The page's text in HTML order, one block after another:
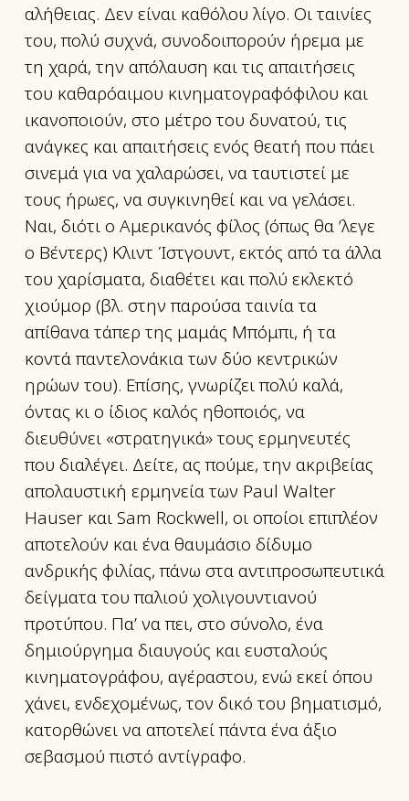
αλήθειας. Δεν είναι καθόλου λίγο. Οι ταινίες
του, πολύ συχνά, συνοδοιπορούν ήρεμα με
τη χαρά, την απόλαυση και τις απαιτήσεις
του καθαρόαιμου κινηματογραφόφιλου και
ικανοποιούν, στο μέτρο του δυνατού, τις
ανάγκες και απαιτήσεις ενός θεατή που πάει
σινεμά για να χαλαρώσει, να ταυτιστεί με
τους ήρωες, να συγκινηθεί και να γελάσει.
Ναι, διότι ο Αμερικανός φίλος (όπως θα ’λεγε
ο Βέντερς) Κλιντ Ίστγουντ, εκτός από τα άλλα
του χαρίσματα, διαθέτει και πολύ εκλεκτό
χιούμορ (βλ. στην παρούσα ταινία τα
απίθανα τάπερ της μαμάς Μπόμπι, ή τα
κοντά παντελονάκια των δύο κεντρικών
ηρώων του). Επίσης, γνωρίζει πολύ καλά,
όντας κι ο ίδιος καλός ηθοποιός, να
διευθύνει «στρατηγικά» τους ερμηνευτές
που διαλέγει. Δείτε, ας πούμε, την ακριβείας
απολαυστική ερμηνεία των Paul Walter
Hauser και Sam Rockwell, οι οποίοι επιπλέον
αποτελούν και ένα θαυμάσιο δίδυμο
ανδρικής φιλίας, πάνω στα αντιπροσωπευτικά
δείγματα του παλιού χολιγουντιανού
προτύπου. Πα’ να πει, στο σύνολο, ένα
δημιούργημα διαυγούς και ευσταλούς
κινηματογράφου, αγέραστου, ενώ εκεί όπου
χάνει, ενδεχομένως, τον δικό του βηματισμό,
κατορθώνει να αποτελεί πάντα ένα άξιο
σεβασμού πιστό αντίγραφο.